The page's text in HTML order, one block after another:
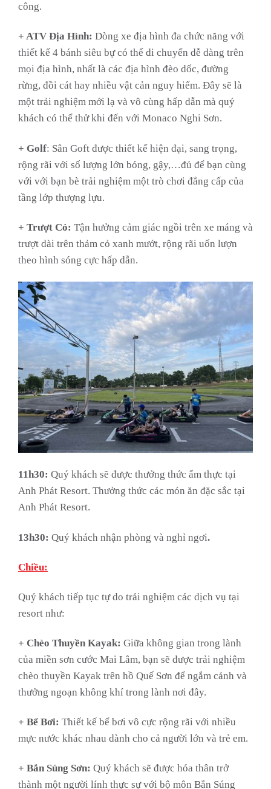
công.
+ ATV Địa Hình: Dòng xe địa hình đa chức năng với
thiết kế 4 bánh siêu bự có thể di chuyển dễ dàng trên
mọi địa hình, nhất là các địa hình đèo dốc, đường
rừng, đồi cát hay nhiều vật cản nguy hiểm. Đây sẽ là
một trải nghiệm mới lạ và vô cùng hấp dẫn mà quý
khách có thể thử khi đến với Monaco Nghi Sơn.
+ Golf: Sân Goft được thiết kế hiện đại, sang trọng,
rộng rãi với số lượng lớn bóng, gậy,…đủ để bạn cùng
với với bạn bè trải nghiệm một trò chơi đẳng cấp của
tầng lớp thượng lựu.
+ Trượt Cỏ: Tận hưởng cảm giác ngồi trên xe máng và
trượt dài trên thảm cỏ xanh mướt, rộng rãi uốn lượn
theo hình sóng cực hấp dẫn.
11h30: Quý khách sẽ được thưởng thức ẩm thực tại
Anh Phát Resort. Thưởng thức các món ăn đặc sắc tại
Anh Phát Resort.
13h30: Quý khách nhận phòng và nghỉ ngơi.
Chiều:
Quý khách tiếp tục tự do trải nghiệm các dịch vụ tại
resort như:
+ Chèo Thuyền Kayak: Giữa không gian trong lành
của miền sơn cước Mai Lâm, bạn sẽ được trải nghiệm
chèo thuyền Kayak trên hồ Quế Sơn để ngắm cảnh và
thưởng ngoạn không khí trong lành nơi đây.
+ Bể Bơi: Thiết kế bể bơi vô cực rộng rãi với nhiều
mực nước khác nhau dành cho cả người lớn và trẻ em.
+ Bắn Súng Sơn: Quý khách sẽ được hóa thân trở
thành một người lính thực sự với bộ môn Bắn Súng